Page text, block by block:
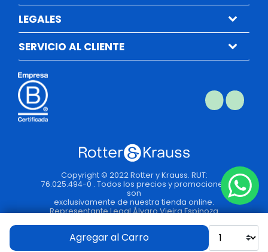
Agregar al Carro
LEGALES
SERVICIO AL CLIENTE
Copyright © 2022 Rotter y Krauss. RUT:
76.025.494-0 . Todos los precios y promociones
son
exclusivamente de nuestra tienda online.
Representante Legal Álvaro Vieira Espinoza